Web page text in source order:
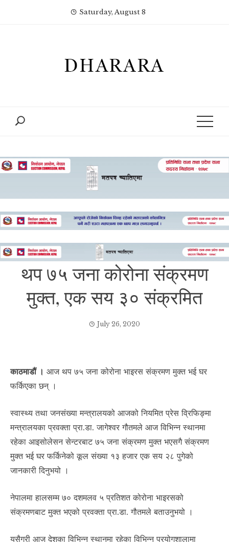
Saturday, August 8
थप ७५ जना कोरोना संक्रमण
मुक्त, एक सय ३० संक्रमित
July 26, 2020
काठमाडौं । आज थप ७५ जना कोरोना भाइरस संक्रमण मुक्त भई घर
फर्किएका छन् ।
स्वास्थ्य तथा जनसंख्या मन्त्रालयको आजको नियमित प्रेस व्रिफिङ्मा
मन्त्रालयका प्रवक्ता प्रा.डा. जागेश्वर गौतमले आज विभिन्न स्थानमा
रहेका आइसोलेसन सेन्टरबाट ७५ जना संक्रमण मुक्त भएसगै संक्रमण
मुक्त भई घर फर्किनेको कूल संख्या १३ हजार एक सय २८ पुगेको
जानकारी दिनुभयो ।
नेपालमा हालसम्म ७० दशमलव ५ प्रतिशत कोरोना भाइरसको
संक्रमणबाट मुक्त भएको प्रवक्ता प्रा.डा. गौतमले बताउनुभयो ।
यसैगरी आज देशका विभिन्न स्थानमा रहेका विभिन्न प्रयोगशालामा